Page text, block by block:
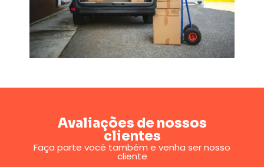
Avaliações de nossos
clientes
Faça parte você também e venha ser nosso
cliente